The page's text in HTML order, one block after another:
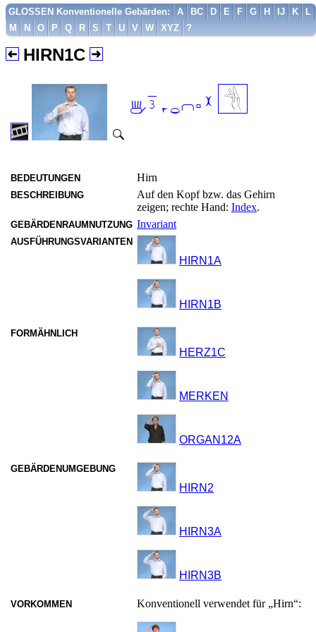
GLOSSEN Konventionelle Gebärden: A BC D E F G H IJ K
L
M
N O P Q R S T U V W XYZ ?
HIRN1C

BEDEUTUNGEN Hirn
BESCHREIBUNG
Auf den Kopf bzw. das Gehirn
zeigen; rechte Hand: Index.
GEBÄRDENRAUMNUTZUNG Invariant
AUSFÜHRUNGSVARIANTEN
HIRN1A
HIRN1B
FORMÄHNLICH
HERZ1C
MERKEN
ORGAN12A
GEBÄRDENUMGEBUNG
HIRN2
HIRN3A
HIRN3B
VORKOMMEN Konventionell verwendet für „Hirn“: